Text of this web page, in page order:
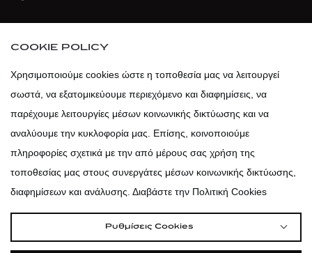
atticadps
COOKIE POLICY
Χρησιμοποιούμε cookies ώστε η τοποθεσία μας να λειτουργεί
σωστά, να εξατομικεύουμε περιεχόμενο και διαφημίσεις, να
παρέχουμε λειτουργίες μέσων κοινωνικής δικτύωσης και να
αναλύουμε την κυκλοφορία μας. Επίσης, κοινοποιούμε
πληροφορίες σχετικά με την από μέρους σας χρήση της
τοποθεσίας μας στους συνεργάτες μέσων κοινωνικής δικτύωσης,
διαφημίσεων και ανάλυσης. Διαβάστε την Πολιτική Cookies
Ρυθμίσεις Cookies